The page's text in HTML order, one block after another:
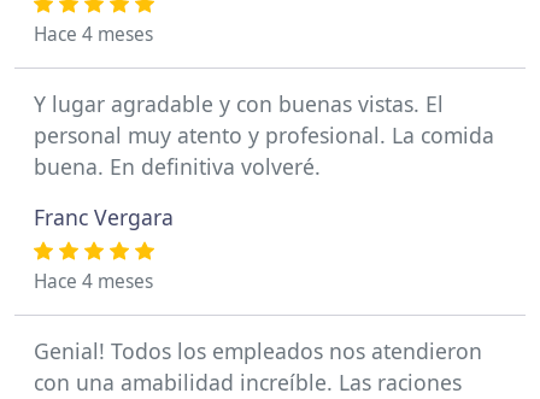
Hace 4 meses
Y lugar agradable y con buenas vistas. El
personal muy atento y profesional. La comida
buena. En definitiva volveré.
Franc Vergara
Hace 4 meses
Genial! Todos los empleados nos atendieron
con una amabilidad increíble. Las raciones